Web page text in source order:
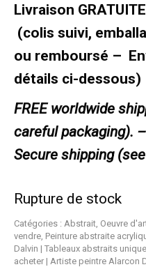
Livraison
(colis suivi,
ou remboursé –
détails ci-dessous)
FREE worldwide
careful packaging). –
Secure shipping
Rupture de stock
Catégories : Abstrait Oeuvre
vendre Peinture abstraite
Dalvin | Tableaux abstraits
acheter | Artiste peintre Alarcon